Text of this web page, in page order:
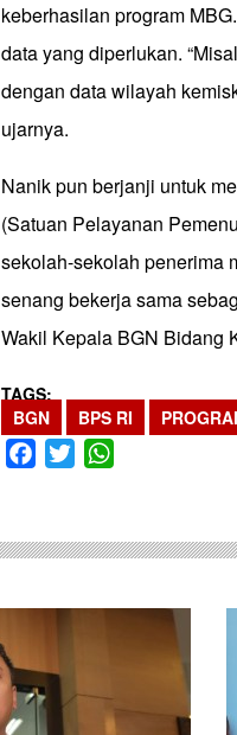
keberhasilan program
data yang diperlukan.
dengan data wilayah
ujarnya.
Nanik pun berjanji untuk
(Satuan Pelayanan
sekolah-sekolah penerima
senang bekerja sama
Wakil Kepala BGN Bidang
TAGS
BGN
BPS RI
Facebook
Twitter